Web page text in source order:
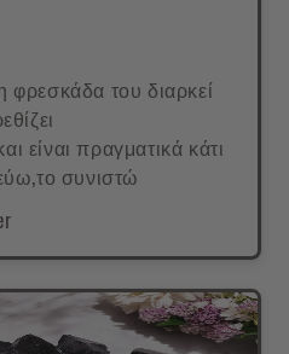
φρεσκάδα του διαρκεί
είναι πραγματικά κάτι
συνιστώ